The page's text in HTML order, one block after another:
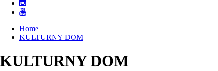
Home
KULTURNY DOM
KULTURNY DOM